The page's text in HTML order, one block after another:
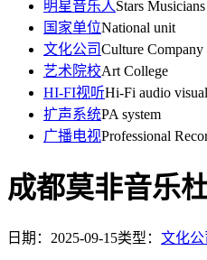
明星音乐人Stars Musicians
国家单位National unit
文化公司Culture Company
艺术院校Art College
HI-FI视听Hi-Fi audio visual
扩声系统PA system
广播电视Professional
成都莫非音乐
日期：2025-09-15类型： 文化公